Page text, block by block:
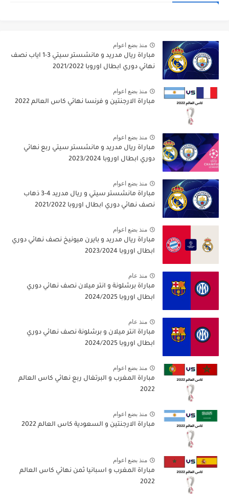
منذ بضع اعوام
مباراة ريال مدريد و مانشستر سيتي 3-1 اياب نصف
نهائي دوري ابطال اوروبا 2021/2022
منذ بضع اعوام
مباراة الارجنتين و فرنسا نهائي كاس العالم 2022
منذ بضع اعوام
مباراة ريال مدريد و مانشستر سيتي ربع نهائي
دوري ابطال اوروبا 2023/2024
منذ بضع اعوام
مباراة مانشستر سيتي و ريال مدريد 4-3 ذهاب
نصف نهائي دوري ابطال اوروبا 2021/2022
منذ بضع اعوام
مباراة ريال مدريد و بايرن ميونيخ نصف نهائي دوري
ابطال اوروبا 2023/2024
منذ عام
مباراة برشلونة و انتر ميلان نصف نهائي دوري
ابطال اوروبا 2024/2025
منذ عام
مباراة انتر ميلان و برشلونة نصف نهائي دوري
ابطال اوروبا 2024/2025
منذ بضع اعوام
مباراة المغرب و البرتغال ربع نهائي كاس العالم
2022
منذ بضع اعوام
مباراة الارجنتين و السعودية كاس العالم 2022
منذ بضع اعوام
مباراة المغرب و اسبانيا ثمن نهائي كاس العالم
2022